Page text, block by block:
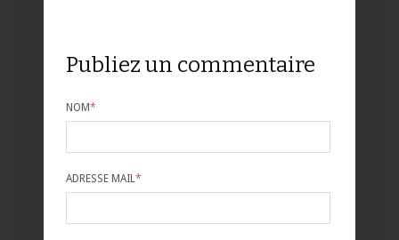
Publiez un commentaire
NOM*
ADRESSE MAIL *